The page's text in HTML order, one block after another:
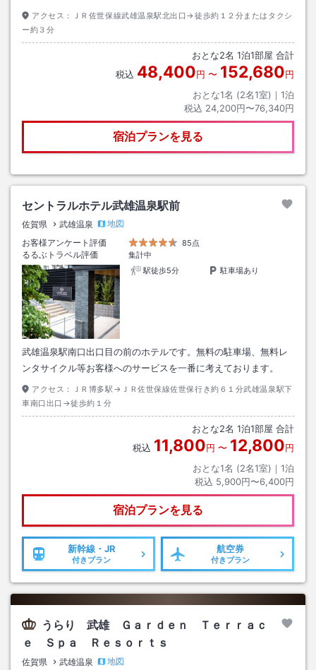
アクセス：
ＪＲ佐世保線武雄温泉駅北出口→徒歩約１２分またはタクシ
ー約３分
おとな2名 1泊1部屋 合計
税込 48,400円 〜 152,680円
おとな1名 (2名1室)｜ 1泊
税込 24,200円〜76,340円
宿泊プランを見る
セントラルホテル武雄温泉駅前
佐賀県 武雄温泉
地図
お客様アンケート評価
85点
るるぶトラベル評価
集計中
駅徒歩5分
駐車場あり
武雄温泉駅南口出口目の前のホテルです。無料の駐車場、無料レ
ンタサイクル等お客様へのサービスを一番に考えております。
アクセス：
ＪＲ博多駅→ＪＲ佐世保線佐世保行き約６１分武雄温泉駅下
車南口出口→徒歩約１分
おとな2名 1泊1部屋 合計
税込 11,800円 〜 12,800円
おとな1名 (2名1室)｜ 1泊
税込 5,900円〜6,400円
宿泊プランを見る
新幹線・JR
付きプラン
航空券
付きプラン
うらり 武雄 Ｇａｒｄｅｎ Ｔｅｒｒａｃ
ｅ Ｓｐａ Ｒｅｓｏｒｔｓ
佐賀県 武雄温泉
地図